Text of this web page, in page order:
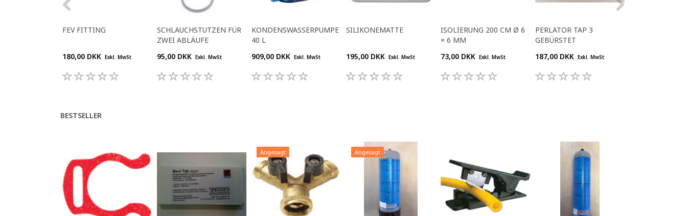
FEV FITTING
180,00 DKK Exkl. MwSt
SCHLAUCHSTUTZEN FÜR
ZWEI ABLÄUFE
95,00 DKK Exkl. MwSt
KONDENSWASSERPUMPE
40 L
909,00 DKK Exkl. MwSt
SILIKONEMATTE
195,00 DKK Exkl. MwSt
ISOLIERUNG 200 CM Ø 6
× 6 MM
73,00 DKK Exkl. MwSt
PERLATOR TAP 3
GEBÜRSTET
187,00 DKK Exkl. MwSt
BESTSELLER
Angesagt Angesagt